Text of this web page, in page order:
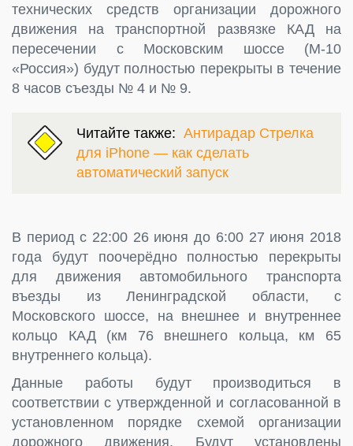
технических средств организации дорожного
движения на транспортной развязке КАД на
пересечении с Московским шоссе (М-10
«Россия») будут полностью перекрыты в течение
8 часов съезды № 4 и № 9.
Читайте также: Антирадар Стрелка
для iPhone — как сделать
автоматический запуск
В период с 22:00 26 июня до 6:00 27 июня 2018
года будут поочерёдно полностью перекрыты
для движения автомобильного транспорта
въезды из Ленинградской области, с
Московского шоссе, на внешнее и внутреннее
кольцо КАД (км 76 внешнего кольца, км 65
внутреннего кольца).
Данные работы будут производиться в
соответствии с утвержденной и согласованной в
установленном порядке схемой организации
дорожного движения. Будут установлены